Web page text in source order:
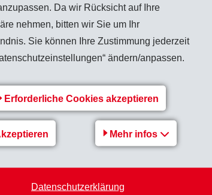
Da wir Rücksicht auf Ihre
nehmen, bitten wir Sie um Ihr
Sie können Ihre Zustimmung jederzeit
ändern/anpassen.
Erforderliche Cookies akzeptieren
Mehr infos
Datenschutzerklärung
und Brillanz einer Oberfläche. Als
Grivory G7V vereint diese Eigenschaften in
von 60°, gilt sie als
härter und somit kratzfester als die
Hochleistungsmatrix erzielt.
Verarbeitung